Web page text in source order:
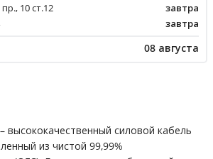
10 ст.12
завтра
завтра
08 августа
– высококачественный силовой кабель
из чистой 99,99%